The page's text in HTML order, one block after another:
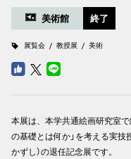
美術館 終了
展覧会 教授展 美術
本展は、本学共通絵画研究室
の基礎とは何か」を考える実技
かずし）の退任記念展です。